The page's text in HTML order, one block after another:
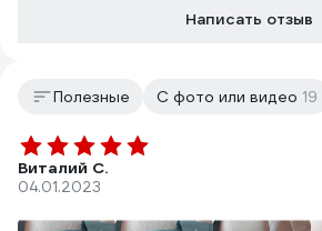
Написать отзыв
Полезные С фото или видео 19
Виталий С.
04.01.2023